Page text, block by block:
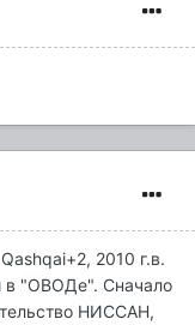
2010 г.в.
в "ОВОДе". Сначало
НИССАН,